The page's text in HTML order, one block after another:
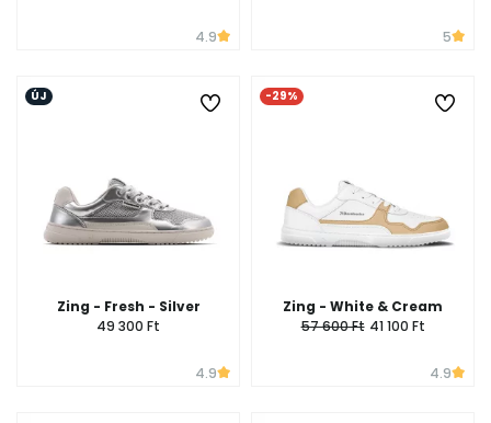
4.9 5
ÚJ
Zing - Fresh - Silver
49 300 Ft
4.9
-29%
Zing - White & Cream
57 600 Ft 41 100 Ft
4.9